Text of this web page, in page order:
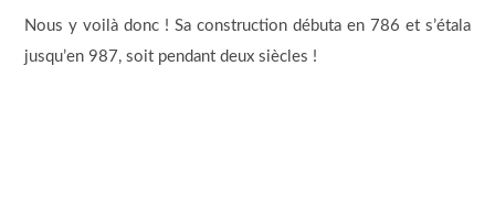
Nous y voilà donc ! Sa construction débuta en 786 et s’étala
jusqu’en 987, soit pendant deux siècles !